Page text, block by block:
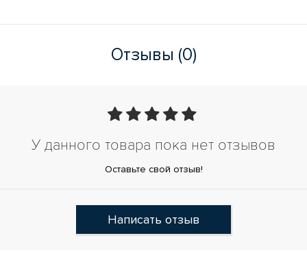
Отзывы (0)
У данного товара пока нет отзывов
Оставьте свой отзыв!
Написать отзыв